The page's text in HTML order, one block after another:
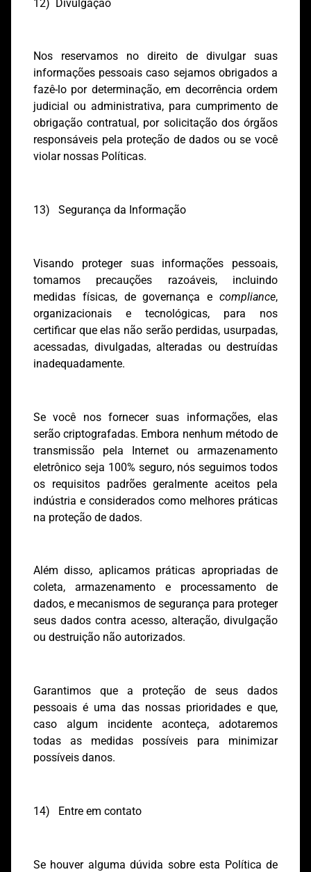
12) Divulgação
Nos reservamos no direito de divulgar suas
informações pessoais caso sejamos obrigados a
fazê-lo por determinação, em decorrência ordem
judicial ou administrativa, para cumprimento de
obrigação contratual, por solicitação dos órgãos
responsáveis pela proteção de dados ou se você
violar nossas Políticas.
13) Segurança da Informação
Visando proteger suas informações pessoais,
tomamos precauções razoáveis, incluindo
medidas físicas, de governança e compliance,
organizacionais e tecnológicas, para nos
certificar que elas não serão perdidas, usurpadas,
acessadas, divulgadas, alteradas ou destruídas
inadequadamente.
Se você nos fornecer suas informações, elas
serão criptografadas. Embora nenhum método de
transmissão pela Internet ou armazenamento
eletrônico seja 100% seguro, nós seguimos todos
os requisitos padrões geralmente aceitos pela
indústria e considerados como melhores práticas
na proteção de dados.
Além disso, aplicamos práticas apropriadas de
coleta, armazenamento e processamento de
dados, e mecanismos de segurança para proteger
seus dados contra acesso, alteração, divulgação
ou destruição não autorizados.
Garantimos que a proteção de seus dados
pessoais é uma das nossas prioridades e que,
caso algum incidente aconteça, adotaremos
todas as medidas possíveis para minimizar
possíveis danos.
14) Entre em contato
Se houver alguma dúvida sobre esta Política de